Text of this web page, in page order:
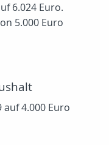
6.024 Euro.
5.000 Euro
4.000 Euro